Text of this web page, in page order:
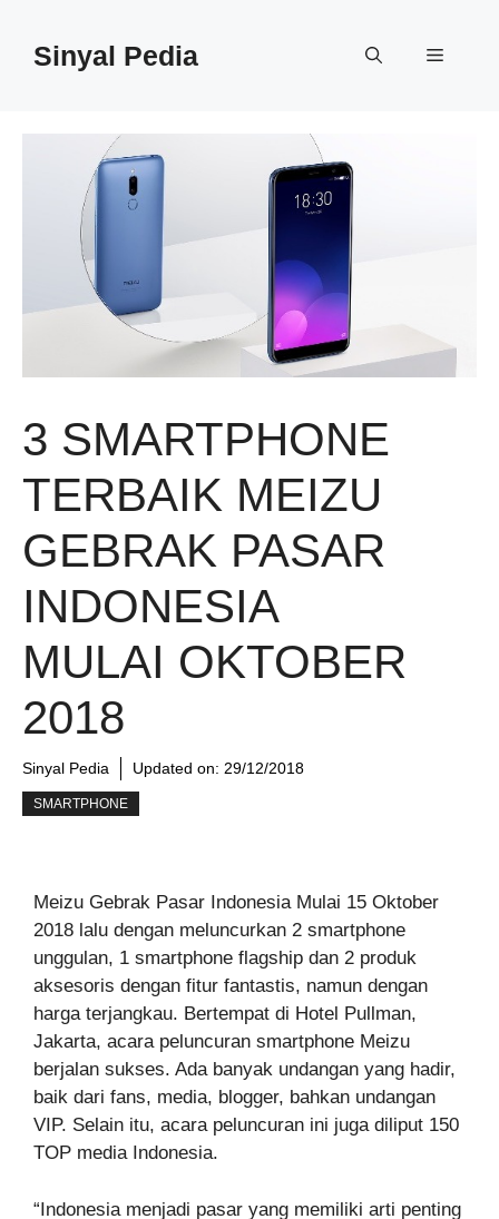
Sinyal Pedia Menu
3 SMARTPHONE
TERBAIK MEIZU
GEBRAK PASAR
INDONESIA
MULAI OKTOBER
2018
Sinyal Pedia Updated on: 29/12/2018
SMARTPHONE
Meizu Gebrak Pasar Indonesia Mulai 15 Oktober
2018 lalu dengan meluncurkan 2 smartphone
unggulan, 1 smartphone flagship dan 2 produk
aksesoris dengan fitur fantastis, namun dengan
harga terjangkau. Bertempat di Hotel Pullman,
Jakarta, acara peluncuran smartphone Meizu
berjalan sukses. Ada banyak undangan yang hadir,
baik dari fans, media, blogger, bahkan undangan
VIP. Selain itu, acara peluncuran ini juga diliput 150
TOP media Indonesia.
“Indonesia menjadi pasar yang memiliki arti penting